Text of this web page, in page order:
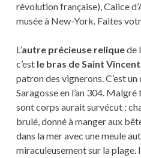
révolution française), Calice
musée à New-York. Faites
L’autre précieuse reliquede
c’est le bras de Saint Vincent
patron des vignerons. C’est
Saragosse en l’an 304.
sont corps aurait survécut :
brulé, donné à manger aux
dans la mer avec une meule
miraculeusement sur la plage.